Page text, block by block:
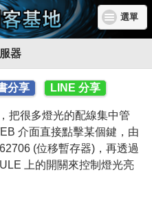
選單
器
分享 LINE 分享
把很多燈光的配線集中管
介面直接點擊某個鍵，由
(位移暫存器)，再透過
上的開關來控制燈光亮